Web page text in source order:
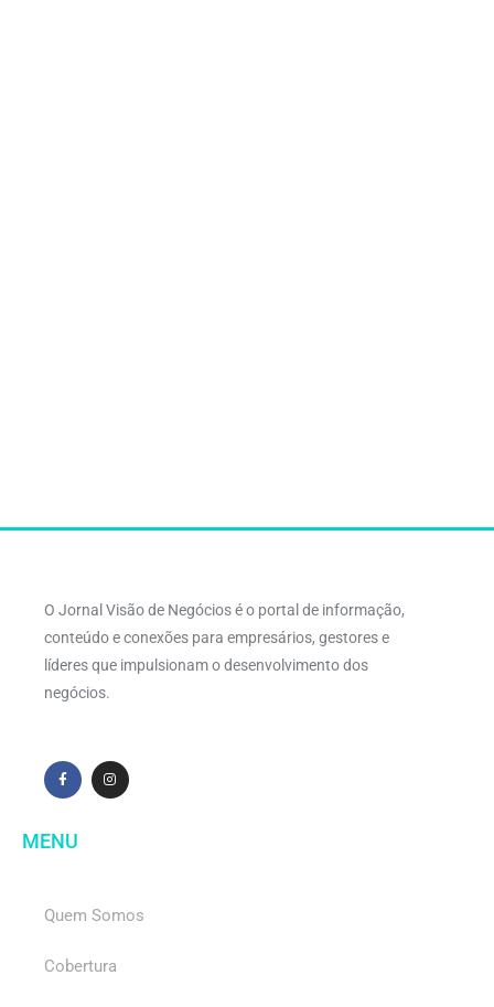
O Jornal Visão de Negócios é o portal de informação,
conteúdo e conexões para empresários, gestores e
líderes que impulsionam o desenvolvimento dos
negócios.
MENU
Quem Somos
Cobertura